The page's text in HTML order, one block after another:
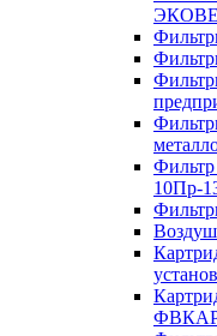
10Пр-